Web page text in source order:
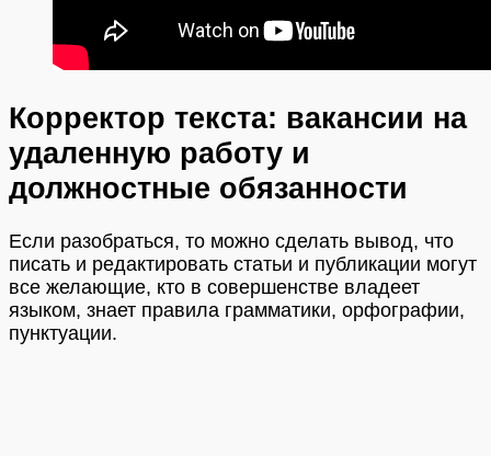
Корректор текста: вакансии на
удаленную работу и
должностные обязанности
Если разобраться, то можно сделать вывод, что
писать и редактировать статьи и публикации могут
все желающие, кто в совершенстве владеет
языком, знает правила грамматики, орфографии,
пунктуации.